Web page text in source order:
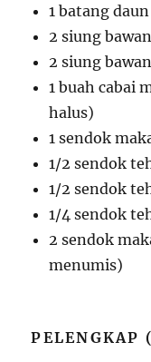
1 batang
2 siung
2 siung
1 buah cabai
halus)
1 sendok
1/2 sendok
1/2 sendok
1/4 sendok
2 sendok
menumis)
PELENGKAP